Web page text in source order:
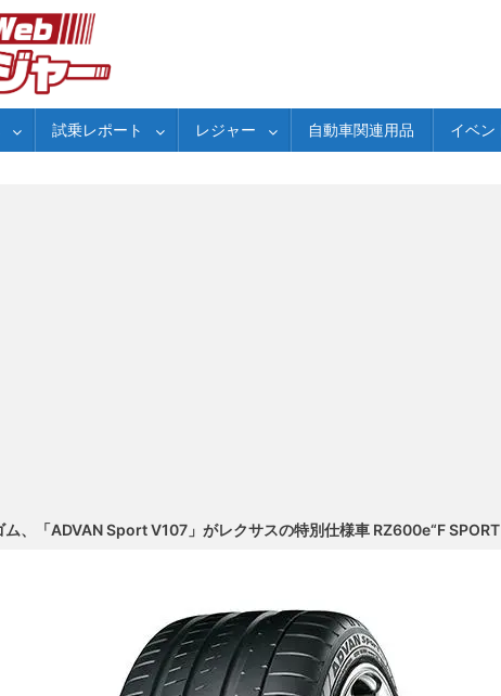
試乗レポート レジャー 自動車関連用品 イベン
ム、「ADVAN Sport V107」がレクサスの特別仕様車 RZ600e“F